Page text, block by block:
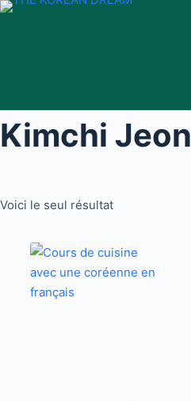
Passer
Kimchi Jeon
Voici le seul résultat